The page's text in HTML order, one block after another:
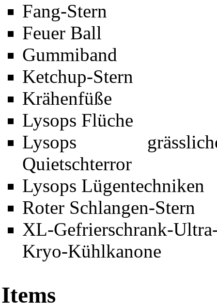
Fang-Stern
Feuer Ball
Gummiband
Ketchup-Stern
Krähenfüße
Lysops Flüche
Lysops
Quietschterror
Lysops Lügentechniken
Roter Schlangen-Stern
XL-Gefrierschrank-
Kryo-Kühlkanone
Items